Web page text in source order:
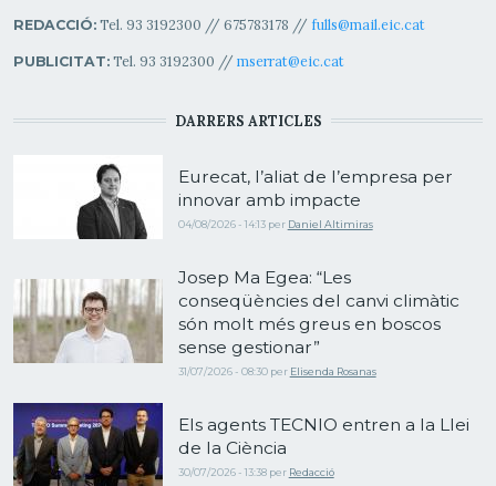
REDACCIÓ:Tel. 93 3192300 // 675783178 // fulls@mail.eic.cat
PUBLICITAT:Tel. 93 3192300 // mserrat@eic.cat
DARRERS ARTICLES
Eurecat, l’aliat de l’empresa per
innovar amb impacte
04/08/2026 - 14:13 per Daniel Altimiras
Josep Ma Egea: “Les
conseqüències del canvi climàtic
són molt més greus en boscos
sense gestionar”
31/07/2026 - 08:30 per Elisenda Rosanas
Els agents TECNIO entren a la Llei
de la Ciència
30/07/2026 - 13:38 per Redacció